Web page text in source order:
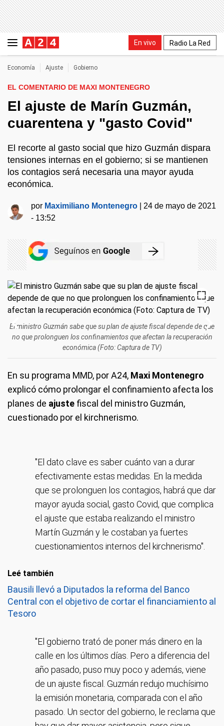
En vivo Radio La Red
Economía Ajuste Gobierno
EL COMENTARIO DE MAXI MONTENEGRO
El ajuste de Marín Guzmán,
cuarentena y "gasto Covid"
El recorte al gasto social que hizo Guzmán dispara
tensiones internas en el gobierno; si se mantienen
los contagios será necesaria una mayor ayuda
económica.
por Maximiliano Montenegro
24 de mayo de 2021
- 13:52
El ministro Guzmán sabe que su plan de ajuste fiscal depende de que
no que prolonguen los confinamientos que afectan la recuperación
económica (Foto: Captura de TV)
Si se mantienen las restricciones por la pandemia, se complica el
ajuste del ministro Guzmán en el gasto público (Foto: Captura de TV)
El gobierno aumenta el gasto social con el REPRO II, pero en mucho
menor medida que lo hecho durante 2020 (Foto: Captura de TV)
En su programa MMD, por A24, Maxi Montenegro
explicó cómo prolongar el confinamiento afecta los
planes de ajuste fiscal del ministro Guzmán,
cuestionado por el kirchnerismo.
"El dato clave es saber cuánto van a durar
efectivamente estas medidas. En la medida
que se prolonguen los contagios, habrá que dar
mayor ayuda social, gasto Covid, que complica
el ajuste que estaba realizando el ministro
Martín Guzmán y le costaban ya fuertes
cuestionamientos internos del kirchnerismo".
Leé también
Bausili llevó a Diputados la reforma del Banco
Central con el objetivo de cortar el financiamiento al
Tesoro
"El gobierno trató de poner más dinero en la
calle en los últimos días. Pero a diferencia del
año pasado, puso muy poco y además, viene
de un ajuste fiscal. Guzmán redujo muchísimo
la emisión monetaria, comparada con el año
pasado. Un sector del gobierno, le reclama que